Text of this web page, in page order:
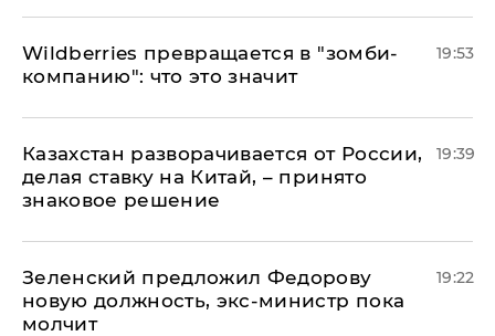
Wildberries превращается в "зомби-
компанию": что это значит
19:53
Казахстан разворачивается от России,
делая ставку на Китай, – принято
знаковое решение
19:39
Зеленский предложил Федорову
новую должность, экс-министр пока
молчит
19:22